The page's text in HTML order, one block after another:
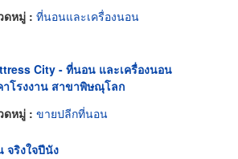
ดหมู่ : ที่นอนและเครื่องนอน
City - ที่นอน และเครื่องนอน
าโรงงาน สาขาพิษณุโลก
ดหมู่ : ขายปลีกที่นอน
จริงใจปีนัง